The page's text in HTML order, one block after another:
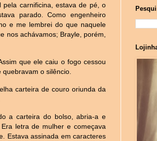
pela carnificina, estava de pé, o
parado. Como engenheiro
e me lembrei do que naquele
nos achávamos; Brayle, porém,
que ele caiu o fogo cessou
o silêncio.
carteira de couro oriunda da
a carteira do bolso, abria-a e
letra de mulher e começava
Estava assinada em caracteres